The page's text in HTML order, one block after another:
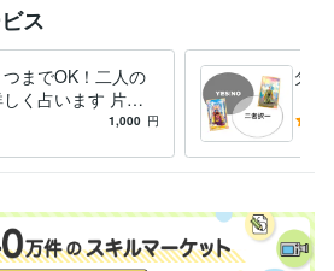
お仕事に関するお話の傾聴&助言
話し相手
やした状況をクリアに
自己分析 アドバイス
ス
までOK！二人の
く占います 片思
・既婚のあなた
1,000 円
タロ
《恋
りま